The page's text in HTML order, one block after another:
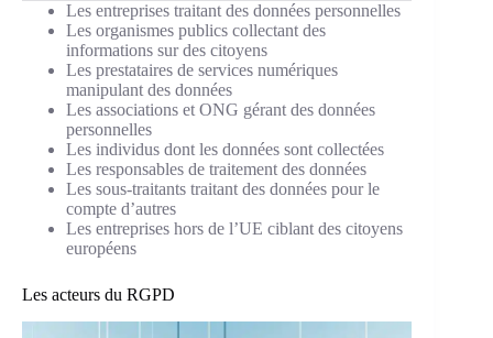
Les entreprises traitant des données personnelles
Les organismes publics collectant des
informations sur des citoyens
Les prestataires de services numériques
manipulant des données
Les associations et ONG gérant des données
personnelles
Les individus dont les données sont collectées
Les responsables de traitement des données
Les sous-traitants traitant des données pour le
compte d’autres
Les entreprises hors de l’UE ciblant des citoyens
européens
Les acteurs du RGPD